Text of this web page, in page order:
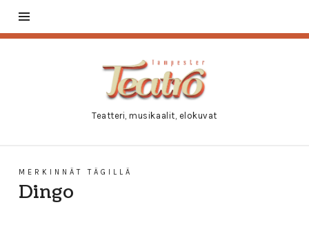
Tampester
Teatro
Teatteri, musikaalit, elokuvat
MERKINNÄT TÄGILLÄ
Dingo